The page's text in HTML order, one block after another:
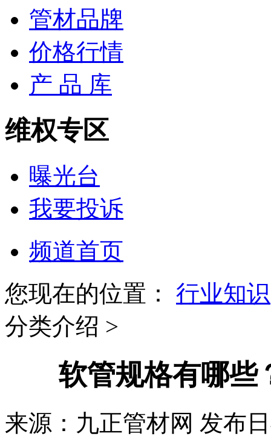
管材品牌
价格行情
产 品 库
维权专区
曝光台
我要投诉
频道首页
您现在的位置：
行业知识
分类介绍 >
软管规格有哪些
来源：九正管材网 发布